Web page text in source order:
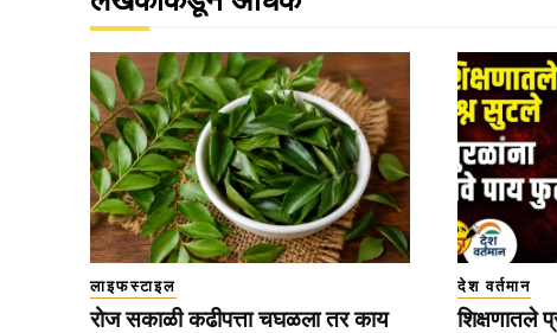
लाइफस्टाइल
रोज सकाळी कढीपत्ता चघळला तर काय
देश वर्तमान
शिक्षणातले